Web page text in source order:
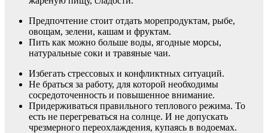
Предпочтение стоит отдать морепродуктам, рыбе,
овощам, зелени, кашам и фруктам.
Пить как можно больше воды, ягодные морсы,
натуральные соки и травяные чаи.
Избегать стрессовых и конфликтных ситуаций.
Не браться за работу, для которой необходимы
сосредоточенность и повышенное внимание.
Придерживаться правильного теплового режима. То
есть не перегреваться на солнце. И не допускать
чрезмерного переохлаждения, купаясь в водоемах.